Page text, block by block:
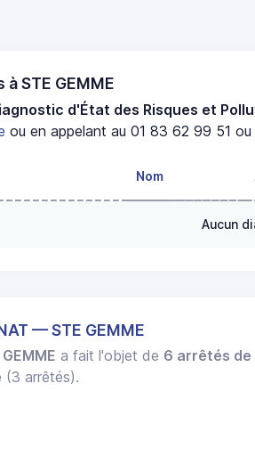
STE GEMME
d'État des Risques et
ou en appelant au 01 83 62 99 51 ou
Nom
Aucun
— STE GEMME
a fait l'objet de 6 arrêtés
(3 arrêtés).